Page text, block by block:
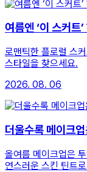
여름엔 ‘이 스커트
로맨틱한 플로럴 스
스타일을 찾으세요.
2026. 08. 06
더울수록 메이크
올여름 메이크업은
연스러운 스킨 틴트